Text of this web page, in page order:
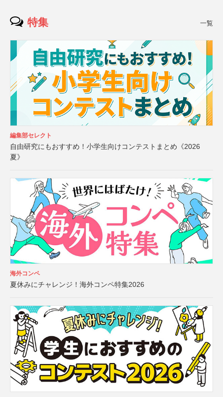
特集 一覧
編集部セレクト
自由研究にもおすすめ！小学生向けコンテストまとめ《2026
夏》
海外コンペ
夏休みにチャレンジ！海外コンペ特集2026